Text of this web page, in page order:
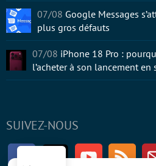
SUIVEZ-NOUS
FacebookTwitter Youtube RSS
07/08 Google Messages
plus gros défauts
07/08 iPhone 18 Pro :
l’acheter à son lancement en